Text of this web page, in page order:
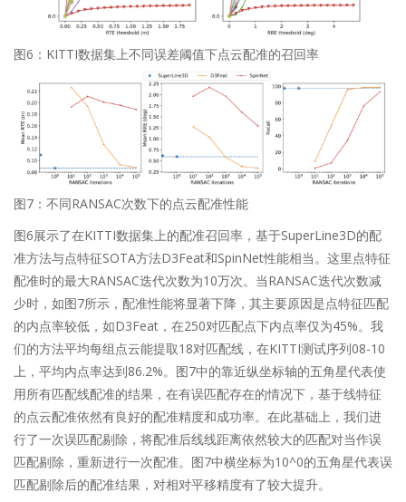
图6：KITTI数据集上不同误差阈值下点云配准的召回率
图7：不同RANSAC次数下的点云配准性能
图6展示了在KITTI数据集上的配准召回率，基于SuperLine3D的配
准方法与点特征SOTA方法D3Feat和SpinNet性能相当。这里点特征
配准时的最大RANSAC迭代次数为10万次。当RANSAC迭代次数减
少时，如图7所示，配准性能将显著下降，其主要原因是点特征匹配
的内点率较低，如D3Feat，在250对匹配点下内点率仅为45%。我
们的方法平均每组点云能提取18对匹配线，在KITTI测试序列08-10
上，平均内点率达到86.2%。图7中的靠近纵坐标轴的五角星代表使
用所有匹配线配准的结果，在有误匹配存在的情况下，基于线特征
的点云配准依然有良好的配准精度和成功率。在此基础上，我们进
行了一次误匹配剔除，将配准后线线距离依然较大的匹配对当作误
匹配剔除，重新进行一次配准。图7中横坐标为10^0的五角星代表误
匹配剔除后的配准结果，对相对平移精度有了较大提升。